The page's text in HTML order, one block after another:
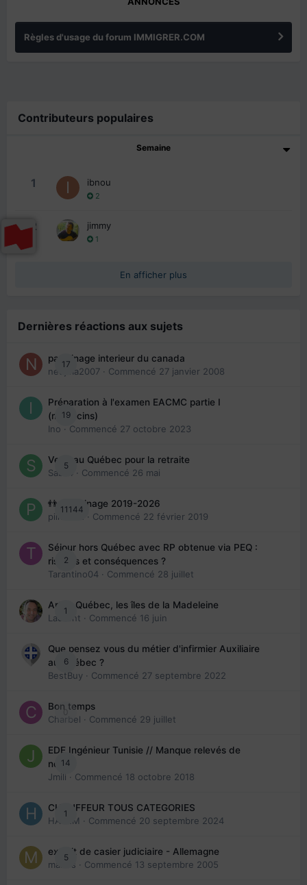
Règles d'usage du forum IMMIGRER.COM
Contributeurs populaires
Semaine
1 ibnou
2
2 jimmy
1
En afficher plus
Dernières réactions aux sujets
17
parrainage interieur du canada
nedjma2007 · Commencé 27 janvier 2008
19
Préparation à l'examen EACMC partie I
(médecins)
Ino · Commencé 27 octobre 2023
5
Venir au Québec pour la retraite
Sab74
· Commencé 26 mai
11144
👬 Parrainage 2019-2026
piinoush
· Commencé 22 février 2019
2
Séjour hors Québec avec RP obtenue via PEQ :
risques et conséquences ?
Tarantino04 · Commencé 28 juillet
1
Arte : Québec, les îles de la Madeleine
Laurent · Commencé 16 juin
6
Que pensez vous du métier d'infirmier Auxiliaire
au Québec ?
BestBuy · Commencé 27 septembre 2022
0
Bon temps
Charbel · Commencé 29 juillet
14
EDE Ingénieur Tunisie // Manque relevés de
note
Jmili · Commencé 18 octobre 2018
1
CHAUFFEUR TOUS CATEGORIES
HAZEM · Commencé 20 septembre 2024
5
extrait de casier judiciaire - Allemagne
maries · Commencé 13 septembre 2005